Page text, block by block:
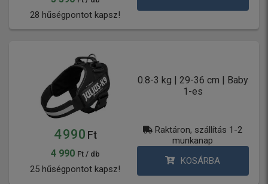
28 hűségpontot kapsz!
0.8-3 kg | 29-36 cm | Baby
1-es
4 990 Ft
4 990 Ft / db
25 hűségpontot kapsz!
Raktáron, szállítás 1-2
munkanap
KOSÁRBA